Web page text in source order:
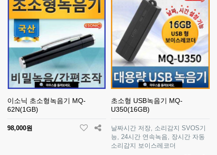
이소닉 초소형녹음기 MQ-
62N(1GB)
98,000원
초소형 USB녹음기 MQ-
U350(16GB)
날짜시간 저장, 소리감지 SVOS기
능, 24시간 연속녹음, 장시간 자동
소리감지 보이스레코더